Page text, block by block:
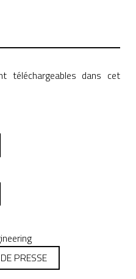
téléchargeables dans cet
PRESSE